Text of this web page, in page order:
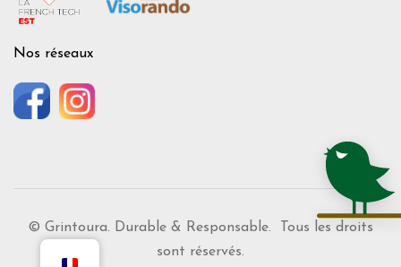
Nos réseaux
© Grintoura. Durable & Responsable. Tous les droits
sont réservés.